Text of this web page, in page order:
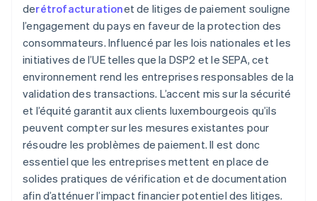
derétrofacturationet de litiges de paiement souligne
l’engagement du pays en faveur de la protection des
consommateurs. Influencé par les lois nationales et les
initiatives de l’UE telles que la DSP2 et le SEPA, cet
environnement rend les entreprises responsables de la
validation des transactions. L’accent mis sur la sécurité
et l’équité garantit aux clients luxembourgeois qu’ils
peuvent compter sur les mesures existantes pour
résoudre les problèmes de paiement. Il est donc
essentiel que les entreprises mettent en place de
solides pratiques de vérification et de documentation
afin d’atténuer l’impact financier potentiel des litiges.